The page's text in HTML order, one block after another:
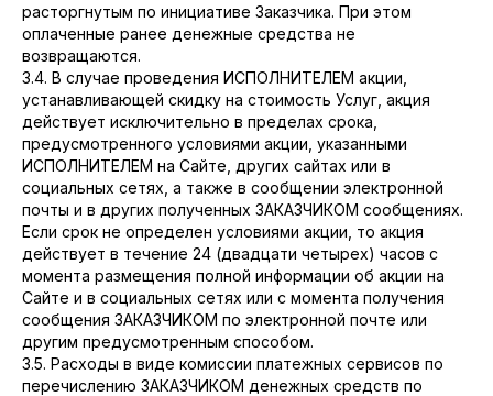
расторгнутым по инициативе Заказчика. При этом
оплаченные ранее денежные средства не
возвращаются.
3.4. В случае проведения ИСПОЛНИТЕЛЕМ акции,
устанавливающей скидку на стоимость Услуг, акция
действует исключительно в пределах срока,
предусмотренного условиями акции, указанными
ИСПОЛНИТЕЛЕМ на Сайте, других сайтах или в
социальных сетях, а также в сообщении электронной
почты и в других полученных ЗАКАЗЧИКОМ сообщениях.
Если срок не определен условиями акции, то акция
действует в течение 24 (двадцати четырех) часов с
момента размещения полной информации об акции на
Сайте и в социальных сетях или с момента получения
сообщения ЗАКАЗЧИКОМ по электронной почте или
другим предусмотренным способом.
3.5. Расходы в виде комиссии платежных сервисов по
перечислению ЗАКАЗЧИКОМ денежных средств по